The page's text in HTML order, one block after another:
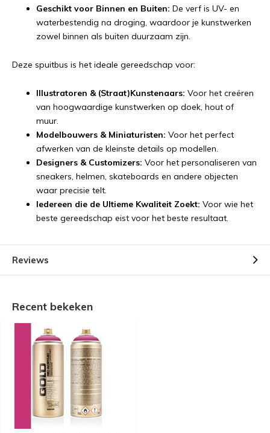
Geschikt voor Binnen en Buiten: De verf is UV- en
waterbestendig na droging, waardoor je kunstwerken
zowel binnen als buiten duurzaam zijn.
Deze spuitbus is het ideale gereedschap voor:
Illustratoren & (Straat)Kunstenaars: Voor het creëren
van hoogwaardige kunstwerken op doek, hout of
muur.
Modelbouwers & Miniaturisten: Voor het perfect
afwerken van de kleinste details op modellen.
Designers & Customizers: Voor het personaliseren van
sneakers, helmen, skateboards en andere objecten
waar precisie telt.
Iedereen die de Ultieme Kwaliteit Zoekt: Voor wie het
beste gereedschap eist voor het beste resultaat.
Reviews
Recent bekeken